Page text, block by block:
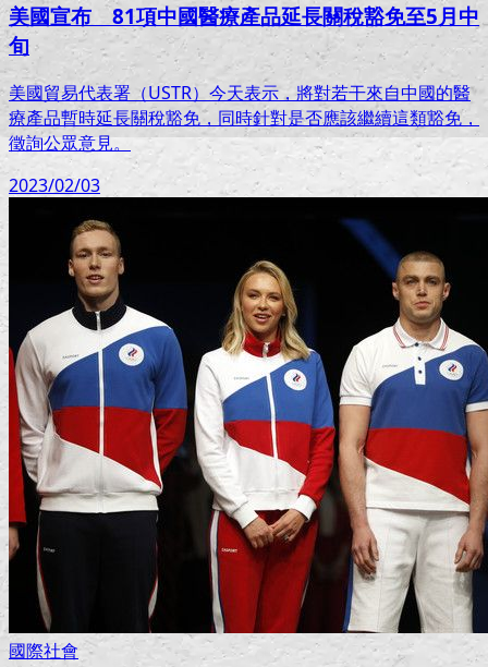
美國宣布 81項中國醫療產品延長關稅豁免至5月中
旬
美國貿易代表署（USTR）今天表示，將對若干來自中國的醫
療產品暫時延長關稅豁免，同時針對是否應該繼續這類豁免，
徵詢公眾意見。
2023/02/03
國際社會